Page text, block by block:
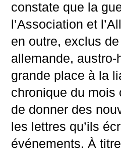
constate que la
l’Association et
en outre, exclus
allemande,
grande place à la
chronique du mois
de donner des
les lettres qu’ils
événements. À